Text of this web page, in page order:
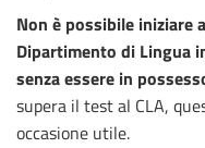
Non è possibile iniziare
Dipartimento di Lingua
senza essere in
supera il test al CLA,
occasione utile.